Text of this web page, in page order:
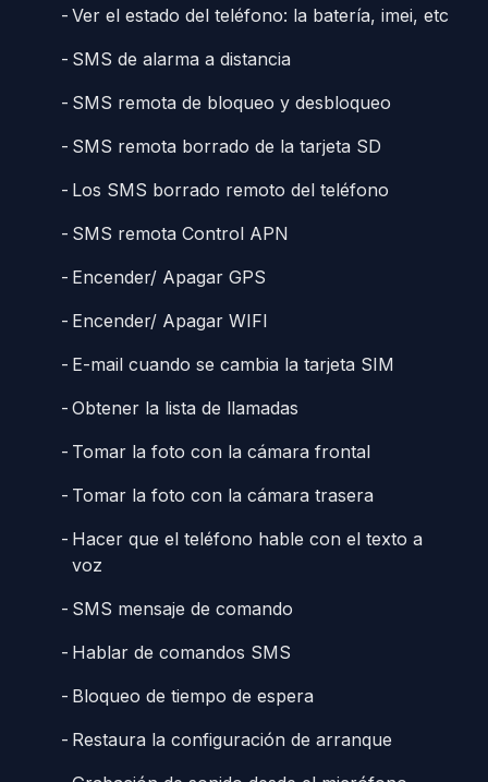
Ver el estado del teléfono: la batería, imei, etc
SMS de alarma a distancia
SMS remota de bloqueo y desbloqueo
SMS remota borrado de la tarjeta SD
Los SMS borrado remoto del teléfono
SMS remota Control APN
Encender/ Apagar GPS
Encender/ Apagar WIFI
E-mail cuando se cambia la tarjeta SIM
Obtener la lista de llamadas
Tomar la foto con la cámara frontal
Tomar la foto con la cámara trasera
Hacer que el teléfono hable con el texto a
voz
SMS mensaje de comando
Hablar de comandos SMS
Bloqueo de tiempo de espera
Restaura la configuración de arranque